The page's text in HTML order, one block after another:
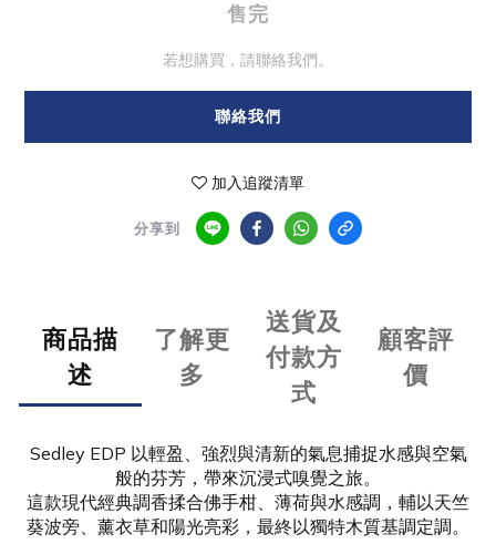
售完
若想購買，請聯絡我們。
聯絡我們
加入追蹤清單
分享到
商品描
述
了解更
多
送貨及
付款方
式
顧客評
價
Sedley EDP 以輕盈、強烈與清新的氣息捕捉水感與空氣
般的芬芳，帶來沉浸式嗅覺之旅。
這款現代經典調香揉合佛手柑、薄荷與水感調，輔以天竺
葵波旁、薰衣草和陽光亮彩，最終以獨特木質基調定調。